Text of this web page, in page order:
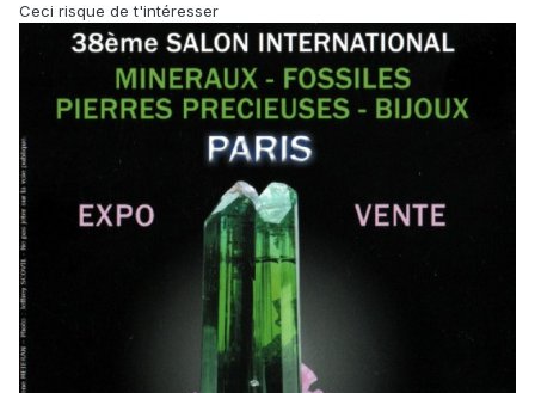
Ceci risque de t'intéresser